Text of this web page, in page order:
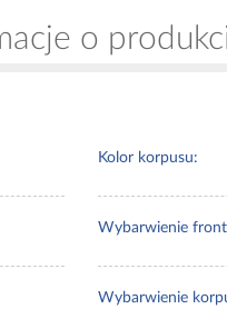
o
Kolor korpusu:
Wybarwienie
Wybarwienie